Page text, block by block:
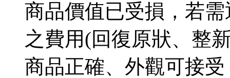
商品價值已受損，若
之費用(回復原狀、整
商品正確、外觀可接